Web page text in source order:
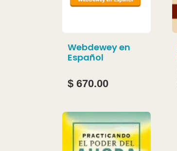
Webdewey en
Español
$ 670.00